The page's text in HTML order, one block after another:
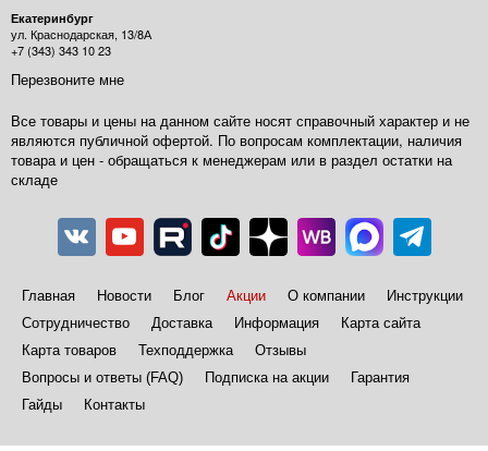
Екатеринбург
ул. Краснодарская, 13/8А
+7 (343) 343 10 23
Перезвоните мне
Все товары и цены на данном сайте носят справочный характер и не
являются публичной офертой. По вопросам комплектации, наличия
товара и цен - обращаться к менеджерам или в раздел остатки на
складе
Главная Новости Блог Акции О компании
Инструкции
Сотрудничество
Доставка Информация
Карта сайта
Карта товаров
Техподдержка
Отзывы
Вопросы и ответы (FAQ)
Подписка на акции
Гарантия
Гайды
Контакты